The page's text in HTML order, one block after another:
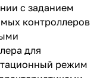
с заданием
контроллеров
для
режим